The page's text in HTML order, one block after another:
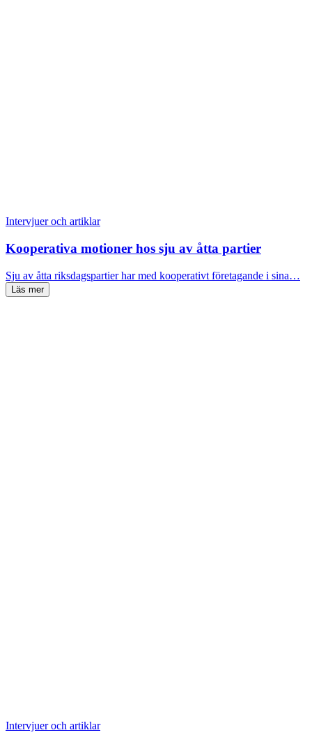
Intervjuer och artiklar
Kooperativa motioner hos sju av åtta partier
Sju av åtta riksdagspartier har med kooperativt företagande i sina…
Läs mer
Intervjuer och artiklar